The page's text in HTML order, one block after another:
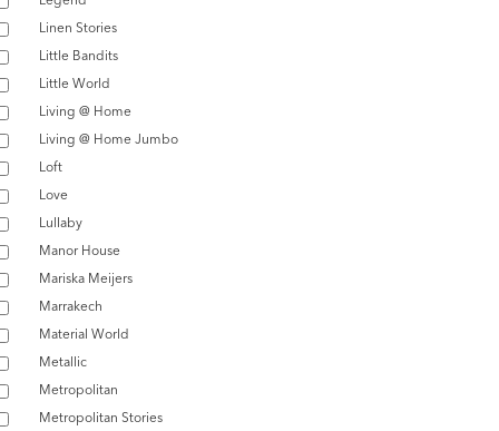
Linen Stories
Little Bandits
Little World
Living @ Home
Living @ Home Jumbo
Loft
Love
Lullaby
Manor House
Mariska Meijers
Marrakech
Material World
Metallic
Metropolitan
Metropolitan Stories